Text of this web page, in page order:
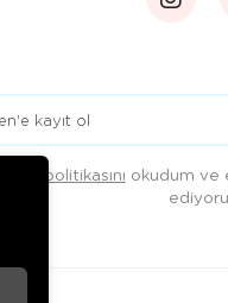
Gizlilik politikasını okudum ve